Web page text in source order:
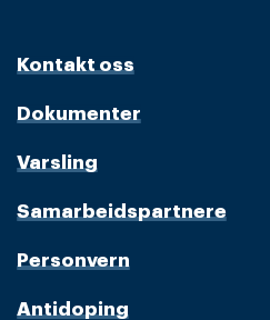
Kontakt oss
Dokumenter
Varsling
Samarbeidspartnere
Personvern
Antidoping